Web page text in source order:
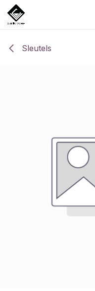
Overslaan naar inhoud
Sleutels